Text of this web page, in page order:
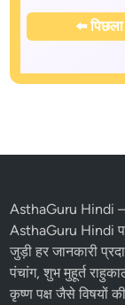
⬅️ पिछला
AsthaGuru Hindi
AsthaGuru Hindi
जुड़ी हर जानकारी
पंचांग, शुभ मुहूर्त
कृष्ण पक्ष जैसे विषयों